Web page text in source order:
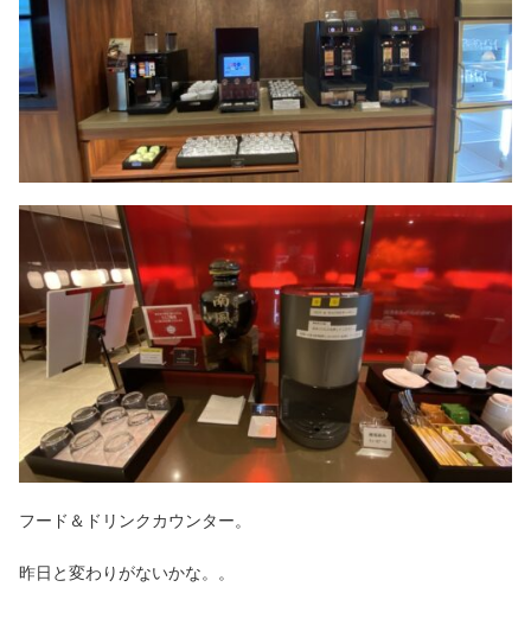
フード＆ドリンクカウンター。
昨日と変わりがないかな。。